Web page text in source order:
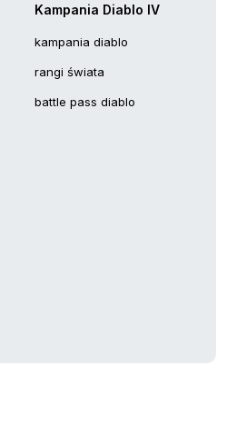
Kampania Diablo IV
kampania diablo
rangi świata
battle pass diablo